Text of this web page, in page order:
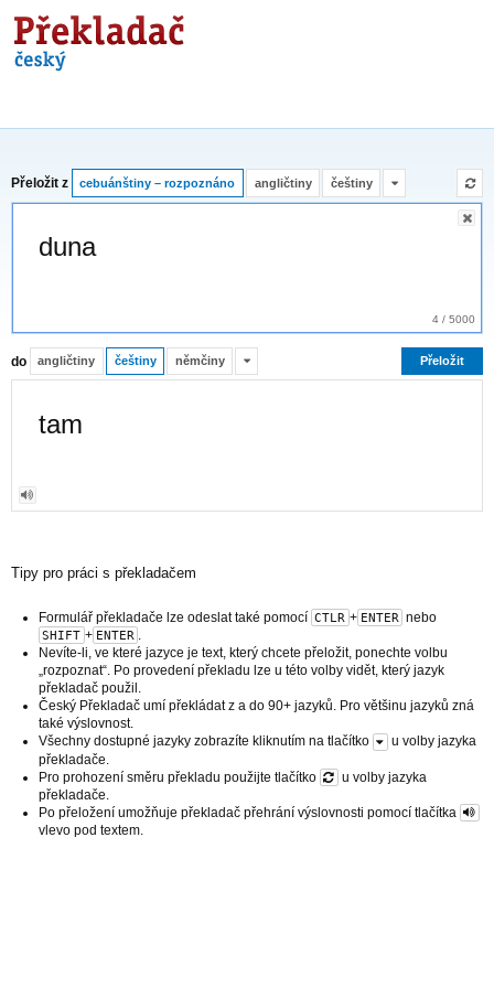
Překladač
Přeložit z cebuánštiny – rozpoznáno angličtiny češtiny
4 / 5000
do angličtiny češtiny němčiny Přeložit
tam
Tipy pro práci s překladačem
Formulář překladače lze odeslat také pomocí CTLR + ENTER nebo
SHIFT + ENTER .
Nevíte-li, ve které jazyce je text, který chcete přeložit, ponechte volbu
„rozpoznat“. Po provedení překladu lze u této volby vidět, který jazyk
překladač použil.
Český Překladač umí překládat z a do 90+ jazyků. Pro většinu jazyků zná
také výslovnost.
Všechny dostupné jazyky zobrazíte kliknutím na tlačítko
u volby jazyka
překladače.
Pro prohození směru překladu použijte tlačítko
u volby jazyka
překladače.
Po přeložení umožňuje překladač přehrání výslovnosti pomocí tlačítka
vlevo pod textem.